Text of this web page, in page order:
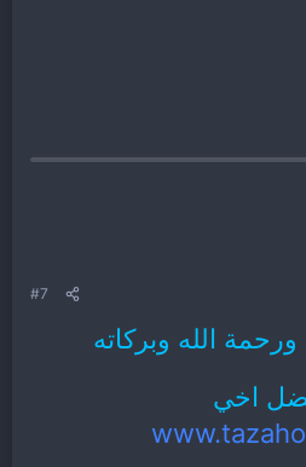
#7
الله وبركاته
اخي